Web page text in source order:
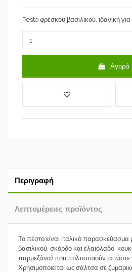
Pesto φρέσκου βασιλικού, ιδανική
Αγορά
Περιγραφή
Λεπτομέρειες προϊόντος
Το πέστο είναι ιταλικό
βασιλικού, σκόρδο και ελαιόλαδο,
παρμεζάνα) που πολτοποιούνται
Χρησιμοποιείται ως σάλτσα σε